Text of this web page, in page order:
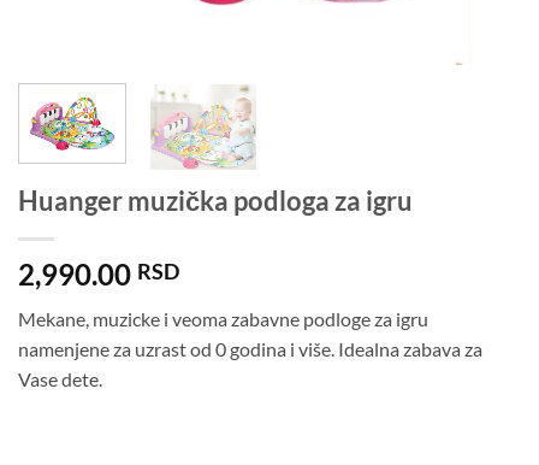
Huanger muzička podloga za igru
2,990.00 RSD
Mekane, muzicke i veoma zabavne podloge za igru
namenjene za uzrast od 0 godina i više. Idealna zabava za
Vase dete.